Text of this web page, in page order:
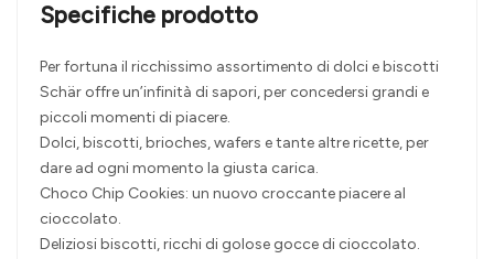
Specifiche prodotto
Per fortuna il ricchissimo assortimento di dolci e biscotti
Schär offre un’infinità di sapori, per concedersi grandi e
piccoli momenti di piacere.
Dolci, biscotti, brioches, wafers e tante altre ricette, per
dare ad ogni momento la giusta carica.
Choco Chip Cookies: un nuovo croccante piacere al
cioccolato.
Deliziosi biscotti, ricchi di golose gocce di cioccolato.